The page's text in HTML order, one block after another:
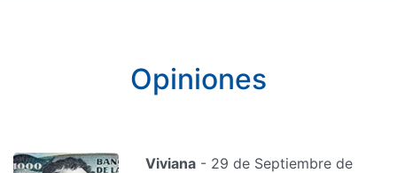
Opiniones
Viviana - 29 de Septiembre de